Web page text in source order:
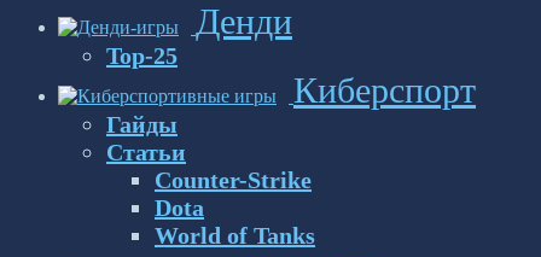
Денди
Top-25
Киберспорт
Гайды
Статьи
Counter-Strike
Dota
World of Tanks